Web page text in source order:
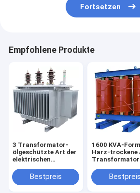
Fortsetzen
Empfohlene Produkte
3 Transformator-
ölgeschützte Art der
elektrischen
33KV mit voller
Siegelstruktur
Bestpreis
1600 KVA-
Harz-trockene
Effekt
Bestpreis